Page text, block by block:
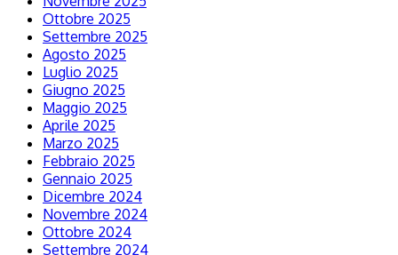
Ottobre 2025
Settembre 2025
Agosto 2025
Luglio 2025
Giugno 2025
Maggio 2025
Aprile 2025
Marzo 2025
Febbraio 2025
Gennaio 2025
Dicembre 2024
Novembre 2024
Ottobre 2024
Settembre 2024